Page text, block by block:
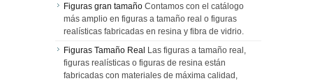
Figuras gran tamaño Contamos con el catálogo
más amplio en figuras a tamaño real o figuras
realísticas fabricadas en resina y fibra de vidrio.
Figuras Tamaño Real Las figuras a tamaño real,
figuras realísticas o figuras de resina están
fabricadas con materiales de máxima calidad,